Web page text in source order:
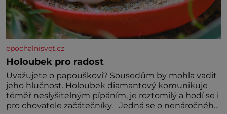
epochalnisvet.cz
Holoubek pro radost
Uvažujete o papouškovi? Sousedům by mohla vadit
jeho hlučnost. Holoubek diamantový komunikuje
téměř neslyšitelným pípáním, je roztomilý a hodí se i
pro chovatele začátečníky. Jedná se o nenáročného